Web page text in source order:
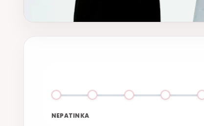
NEPATINKA